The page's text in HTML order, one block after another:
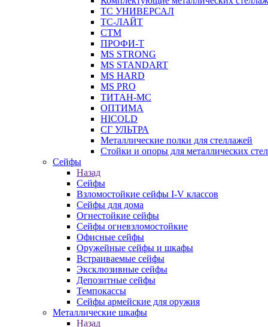
ТС УНИВЕРСАЛ
ТС-ЛАЙТ
СТМ
ПРОФИ-Т
MS STRONG
MS STANDART
MS HARD
MS PRO
ТИТАН-МС
ОПТИМА
HICOLD
СГ УЛЬТРА
Металлические полки для стеллажей
Стойки и опоры для металлических
Сейфы
Назад
Сейфы
Взломостойкие сейфы I-V классов
Сейфы для дома
Огнестойкие сейфы
Сейфы огневзломостойкие
Офисные сейфы
Оружейные сейфы и шкафы
Встраиваемые сейфы
Эксклюзивные сейфы
Депозитные сейфы
Темпокассы
Сейфы армейские для оружия
Металлические шкафы
Назад